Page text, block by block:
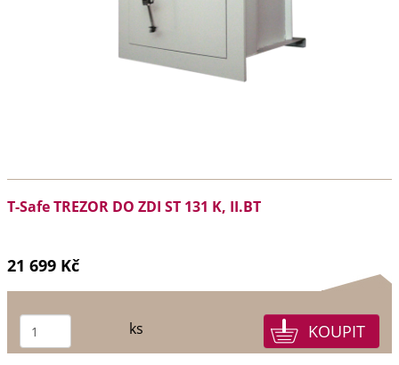
T-Safe TREZOR DO ZDI ST 131 K, II.BT
21 699 Kč
ks